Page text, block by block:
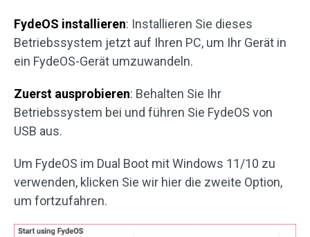
FydeOS installieren: Installieren Sie dieses
Betriebssystem jetzt auf Ihren PC, um Ihr Gerät in
ein FydeOS-Gerät umzuwandeln.
Zuerst ausprobieren: Behalten Sie Ihr
Betriebssystem bei und führen Sie FydeOS von
USB aus.
Um FydeOS im Dual Boot mit Windows 11/10 zu
verwenden, klicken Sie wir hier die zweite Option,
um fortzufahren.